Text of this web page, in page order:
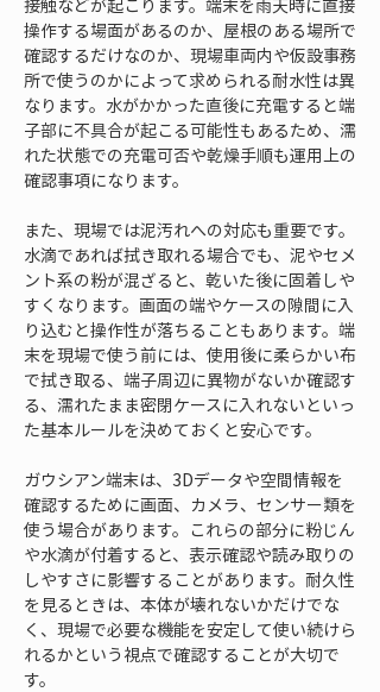
接触などが起こります。端末を雨天時に直接
操作する場面があるのか、屋根のある場所で
確認するだけなのか、現場車両内や仮設事務
所で使うのかによって求められる耐水性は異
なります。水がかかった直後に充電すると端
子部に不具合が起こる可能性もあるため、濡
れた状態での充電可否や乾燥手順も運用上の
確認事項になります。
また、現場では泥汚れへの対応も重要です。
水滴であれば拭き取れる場合でも、泥やセメ
ント系の粉が混ざると、乾いた後に固着しや
すくなります。画面の端やケースの隙間に入
り込むと操作性が落ちることもあります。端
末を現場で使う前には、使用後に柔らかい布
で拭き取る、端子周辺に異物がないか確認す
る、濡れたまま密閉ケースに入れないといっ
た基本ルールを決めておくと安心です。
ガウシアン端末は、3Dデータや空間情報を
確認するために画面、カメラ、センサー類を
使う場合があります。これらの部分に粉じん
や水滴が付着すると、表示確認や読み取りの
しやすさに影響することがあります。耐久性
を見るときは、本体が壊れないかだけでな
く、現場で必要な機能を安定して使い続けら
れるかという視点で確認することが大切で
す。